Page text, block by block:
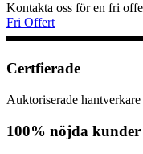
Kontakta oss för en fri
Fri Offert
Certfierade
Auktoriserade hantverkare
100% nöjda kunder